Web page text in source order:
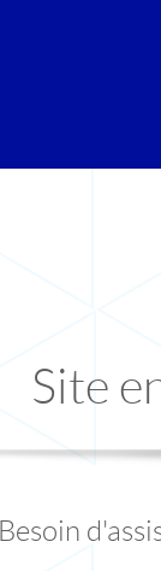
Site
Besoin